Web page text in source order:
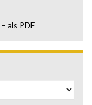
– als PDF